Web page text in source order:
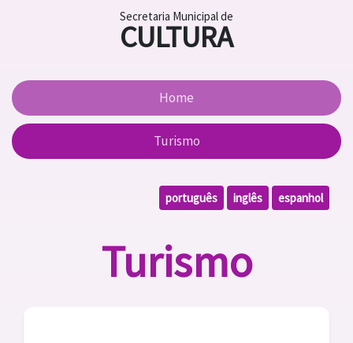
Secretaria Municipal de
CULTURA
Home
Turismo
português inglês espanhol
Turismo